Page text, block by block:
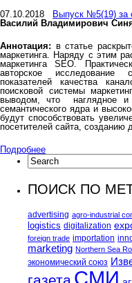
07.10.2018
Выпуск №5(19) за
Василий Владимирович
Аннотация: в статье
маркетинга. Наряду с этим
маркетинга SEO.
авторское исследование
показателей качества
поисковой системы
выводом, что наглядное и
семантического ядра и
будут способствовать
посетителей сайта, созданию
Подробнее
ПОИСК ПО
advertising agro-industrial
logistics digitalization
foreign trade importation
marketing Northern Sea
экономический союз
СМИ